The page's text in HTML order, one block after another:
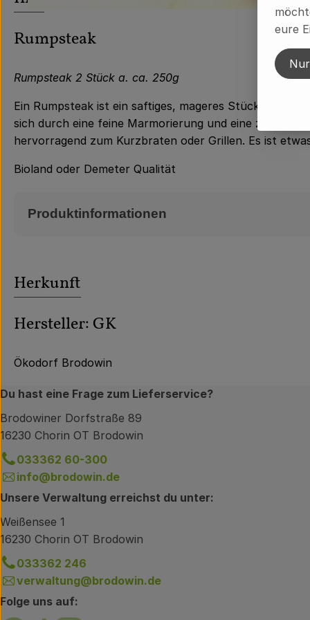
Rumpsteak
Rumpsteak 2 Stück a. ca. 250g
Ein Rumpsteak ist ein saftiges, mageres Stück
sich durch eine feine Marmorierung und eine zarte,
hervorragend zum Kurzbraten oder Grillen. Es ist
Bioland oder Demeter Qualität
Produktinformationen
Herkunft
Hersteller: GK
Ökodorf Brodowin
Du hast eine Frage zum Lieferservice?
Brodowiner Dorfstraße 89
16230 Chorin OT Brodowin
033362 60-300
info@brodowin.de
Unsere Verwaltung erreichst du unter:
Weißensee 1
16230 Chorin OT Brodowin
033362 246
verwaltung@brodowin.de
Folge uns auf:
eure